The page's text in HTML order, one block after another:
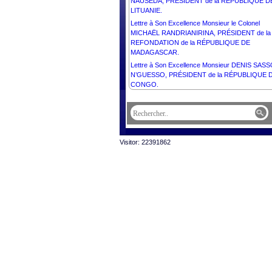
LITUANIE.
Lettre à Son Excellence Monsieur le Colonel
MICHAËL RANDRIANIRINA, PRÉSIDENT de la
REFONDATION de la RÉPUBLIQUE DE
MADAGASCAR.
Lettre à Son Excellence Monsieur DENIS
N’GUESSO, PRÉSIDENT de la RÉPUBLIQUE
CONGO.
Visitor: 22391862